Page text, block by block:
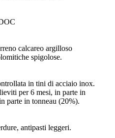
calcareo argilloso
spigolose.
in tini di acciaio inox.
per 6 mesi, in parte in
parte in tonneau (20%).
antipasti leggeri.